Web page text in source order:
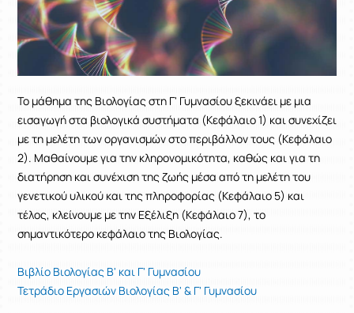
Το μάθημα της Βιολογίας στη Γ' Γυμνασίου ξεκινάει με μια
εισαγωγή στα βιολογικά συστήματα (Κεφάλαιο 1) και συνεχίζει
με τη μελέτη των οργανισμών στο περιβάλλον τους (Κεφάλαιο
2). Μαθαίνουμε για την κληρονομικότητα, καθώς και για τη
διατήρηση και συνέχιση της ζωής μέσα από τη μελέτη του
γενετικού υλικού και της πληροφορίας (Κεφάλαιο 5) και
τέλος, κλείνουμε με την Εξέλιξη (Κεφάλαιο 7), το
σημαντικότερο κεφάλαιο της Βιολογίας.
Βιβλίο Βιολογίας Β' και Γ' Γυμνασίου
Τετράδιο Εργασιών Βιολογίας Β' & Γ' Γυμνασίου